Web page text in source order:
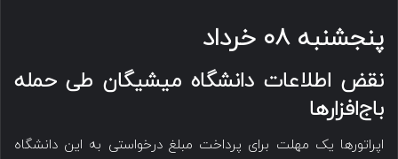
پنجشنبه ۰۸ خرداد
نقض اطلاعات دانشگاه میشیگان طی حمله
باج‌افزارها
اپراتورها یک مهلت برای پرداخت مبلغ درخواستی به این دانشگاه